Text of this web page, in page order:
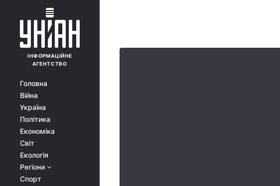
ІНФОРМАЦІЙНЕ
АГЕНТСТВО
Головна
Війна
Україна
Політика
Економіка
Світ
Екологія
Регіони
Спорт